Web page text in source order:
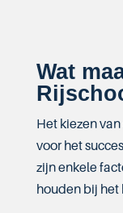
Wat
Het kiezen
voor het
zijn enkele
houden bij het